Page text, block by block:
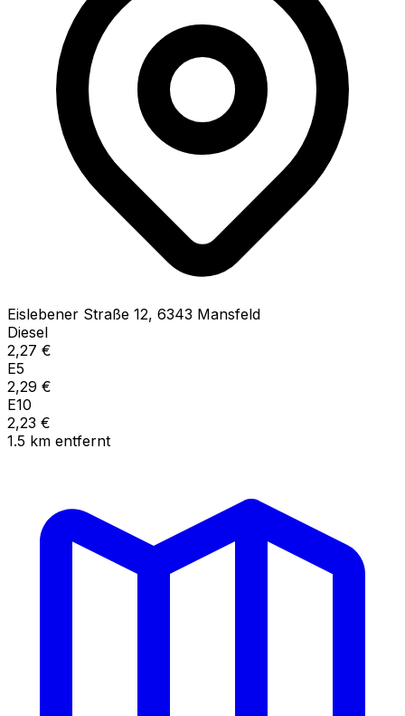
Eislebener Straße 12, 6343 Mansfeld
Diesel
2,27 €
E5
2,29 €
E10
2,23 €
1.5 km entfernt